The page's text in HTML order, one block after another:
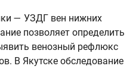
— УЗДГ вен нижних
позволяет определить
венозный рефлюкс
В Якутске обследование